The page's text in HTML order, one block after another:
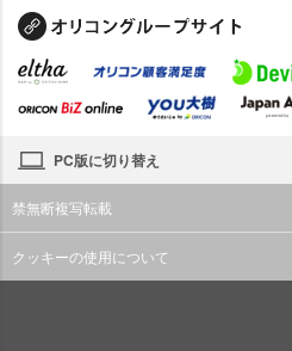
PC版に切り替え
禁無断複写転載
クッキーの使用について